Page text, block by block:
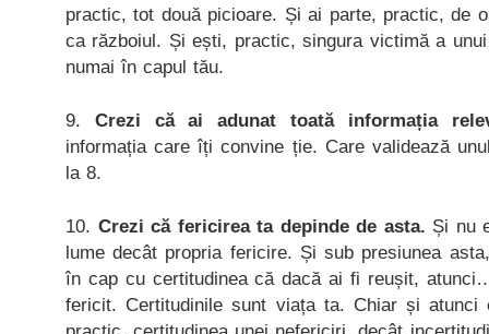
practic, tot două picioare. Și ai parte, practic, de
ca războiul. Și ești, practic, singura victimă a
numai în capul tău.
9. Crezi că ai adunat toată informația
informația care îți convine ție. Care validează
la 8.
10. Crezi că fericirea ta depinde de asta. Și nu
lume decât propria fericire. Și sub presiunea
în cap cu certitudinea că dacă ai fi reușit,
fericit. Certitudinile sunt viața ta. Chiar și atunci